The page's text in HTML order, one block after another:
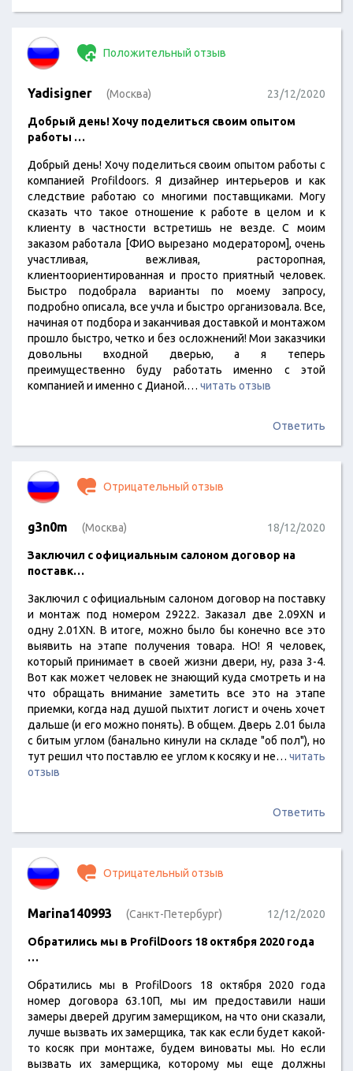
Положительный отзыв
Yadisigner (Москва) 23/12/2020
Добрый день! Хочу поделиться своим опытом
работы …
Добрый день! Хочу поделиться своим опытом работы с
компанией Profildoors. Я дизайнер интерьеров и как
следствие работаю со многими поставщиками. Могу
сказать что такое отношение к работе в целом и к
клиенту в частности встретишь не везде. С моим
заказом работала [ФИО вырезано модератором], очень
участливая, вежливая, расторопная,
клиентоориентированная и просто приятный человек.
Быстро подобрала варианты по моему запросу,
подробно описала, все учла и быстро организовала. Все,
начиная от подбора и заканчивая доставкой и монтажом
прошло быстро, четко и без осложнений! Мои заказчики
довольны входной дверью, а я теперь
преимущественно буду работать именно с этой
компанией и именно с Дианой.… читать отзыв
Ответить
Отрицательный отзыв
g3n0m (Москва) 18/12/2020
Заключил с официальным салоном договор на
поставк…
Заключил с официальным салоном договор на поставку
и монтаж под номером 29222. Заказал две 2.09XN и
одну 2.01XN. В итоге, можно было бы конечно все это
выявить на этапе получения товара. НО! Я человек,
который принимает в своей жизни двери, ну, раза 3-4.
Вот как может человек не знающий куда смотреть и на
что обращать внимание заметить все это на этапе
приемки, когда над душой пыхтит логист и очень хочет
дальше (и его можно понять). В общем. Дверь 2.01 была
с битым углом (банально кинули на складе "об пол"), но
тут решил что поставлю ее углом к косяку и не… читать
отзыв
Ответить
Отрицательный отзыв
Marina140993 (Санкт-Петербург) 12/12/2020
Обратились мы в ProfilDoors 18 октября 2020 года
…
Обратились мы в ProfilDoors 18 октября 2020 года
номер договора 63.10П, мы им предоставили наши
замеры дверей другим замерщиком, на что они сказали,
лучше вызвать их замерщика, так как если будет какой-
то косяк при монтаже, будем виноваты мы. Но если
вызвать их замерщика, которому мы еще должны